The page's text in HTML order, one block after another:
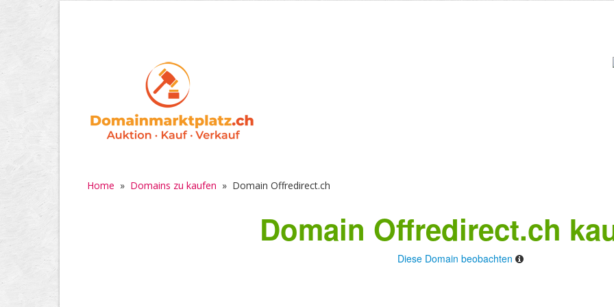
Home » Domains zu kaufen » Domain Offredirect.ch
Domain Offredirect.ch
Diese Domain beobachten